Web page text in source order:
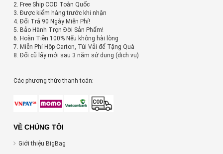
2. Free Ship COD Toàn Quốc
3. Được kiểm hàng trước khi nhận
4. Đổi Trả 90 Ngày Miễn Phí!
5. Bảo Hành Trọn Đời Sản Phẩm!
6. Hoàn Tiền 100% Nếu không hài lòng
7. Miễn Phí Hộp Carton, Túi Vải để Tặng Quà
8. Đổi cũ lấy mới sau 3 năm sử dụng (dịch vụ)
Các phương thức thanh toán:
VỀ CHÚNG TÔI
Giới thiệu BigBag